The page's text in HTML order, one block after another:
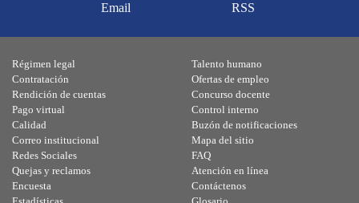
Email RSS
Régimen legal
Contratación
Rendición de cuentas
Pago virtual
Calidad
Talento humano
Ofertas de empleo
Concurso docente
Control interno
Buzón de notificaciones
Correo institucional
Redes Sociales
Quejas y reclamos
Encuesta
Mapa del sitio
FAQ
Atención en línea
Contáctenos